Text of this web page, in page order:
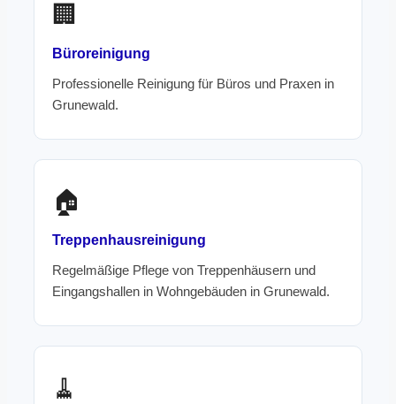
🏢
Büroreinigung
Professionelle Reinigung für Büros und Praxen in
Grunewald.
🏠
Treppenhausreinigung
Regelmäßige Pflege von Treppenhäusern und
Eingangshallen in Wohngebäuden in Grunewald.
🧹